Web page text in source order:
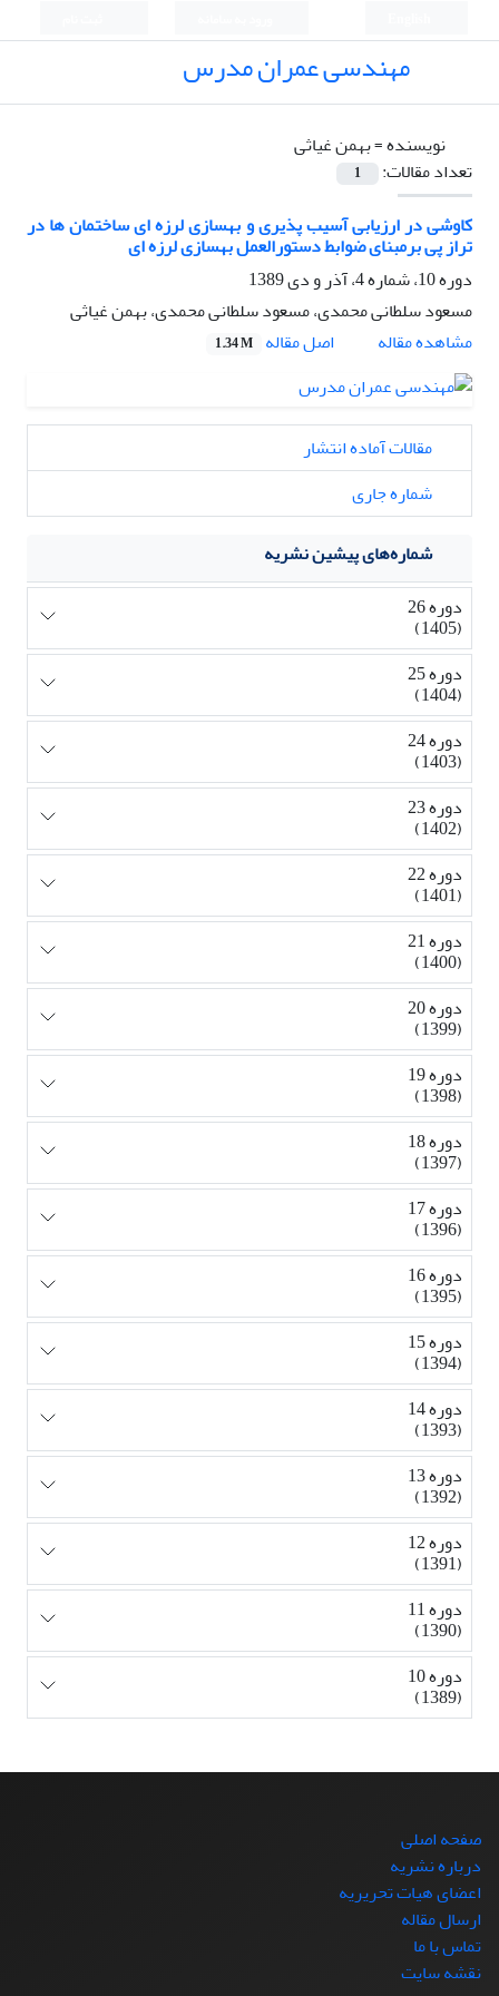
مهندسی عمران مدرس
نویسنده =بهمن غیاثی
تعداد مقالات:
1
کاوشی در ارزیابی آسیب پذیری و بهسازی لرزه ای ساختمان ها در
تراز پی برمبنای ضوابط دستورالعمل بهسازی لرزه ای
دوره 10، شماره 4، آذر و دی 1389
مسعود سلطانی محمدی، مسعود سلطانی محمدی، بهمن غیاثی
مشاهده مقاله
اصل مقاله 1.34 M
مقالات آماده انتشار
شماره جاری
شماره‌های پیشین نشریه
دوره 26
(1405)
دوره 25
(1404)
دوره 24
(1403)
دوره 23
(1402)
دوره 22
(1401)
دوره 21
(1400)
دوره 20
(1399)
دوره 19
(1398)
دوره 18
(1397)
دوره 17
(1396)
دوره 16
(1395)
دوره 15
(1394)
دوره 14
(1393)
دوره 13
(1392)
دوره 12
(1391)
دوره 11
(1390)
دوره 10
(1389)
صفحه اصلی
درباره نشریه
اعضای هیات تحریریه
ارسال مقاله
تماس با ما
نقشه سایت